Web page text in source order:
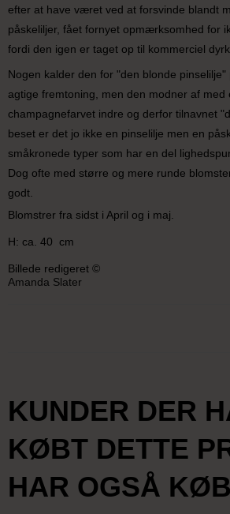
efter at have været ved at forsvinde blandt
påskeliljer, fået fornyet opmærksomhed for
fordi den igen er taget op til kommerciel
Nogen kalder den for "den blonde pinselilje"
agtige fremtoning, men den modner af
champagnefarvet indre og derfor tilnavnet
beset er det jo ikke en pinselilje men en
småkronede typer som har en del
Dog ofte med større og mere runde
godt.
Blomstrer fra sidst i April og i maj.
H: ca. 40 cm
Billede redigeret ©
Amanda Slater
KUNDER DER
KØBT DETTE
HAR OGSÅ